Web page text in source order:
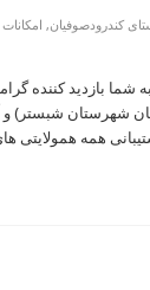
کندرودصوفیان,
شما بازدید
شهرستان شبستر) و
همه همولایتی